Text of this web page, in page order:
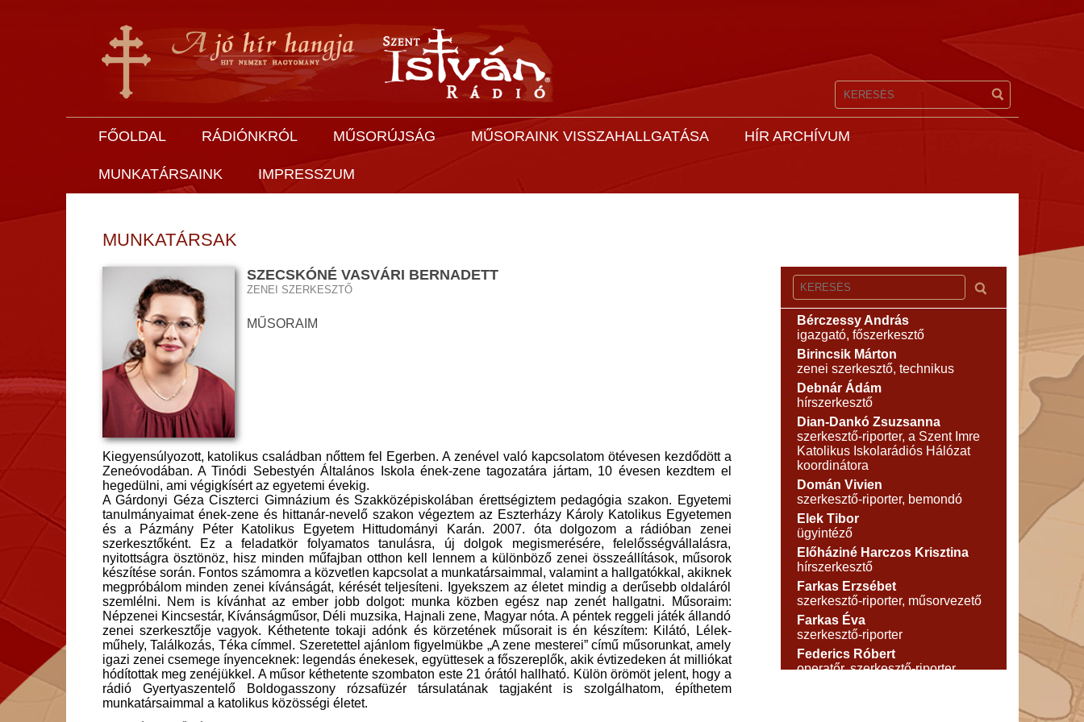
FŐOLDAL RÁDIÓNKRÓL MŰSORÚJSÁG MŰSORAINK VISSZAHALLGATÁSA HÍR ARCHÍVUM
MUNKATÁRSAINK IMPRESSZUM
MUNKATÁRSAK
SZECSKÓNÉ VASVÁRI BERNADETT
ZENEI SZERKESZTŐ
MŰSORAIM
Kiegyensúlyozott, katolikus családban nőttem fel Egerben. A zenével való kapcsolatom ötévesen kezdődött a
Zeneóvodában. A Tinódi Sebestyén Általános Iskola ének-zene tagozatára jártam, 10 évesen kezdtem el
hegedülni, ami végigkísért az egyetemi évekig.
A Gárdonyi Géza Ciszterci Gimnázium és Szakközépiskolában érettségiztem pedagógia szakon. Egyetemi
tanulmányaimat ének-zene és hittanár-nevelő szakon végeztem az Eszterházy Károly Katolikus Egyetemen
és a Pázmány Péter Katolikus Egyetem Hittudományi Karán. 2007. óta dolgozom a rádióban zenei
szerkesztőként. Ez a feladatkör folyamatos tanulásra, új dolgok megismerésére, felelősségvállalásra,
nyitottságra ösztönöz, hisz minden műfajban otthon kell lennem a különböző zenei összeállítások, műsorok
készítése során. Fontos számomra a közvetlen kapcsolat a munkatársaimmal, valamint a hallgatókkal, akiknek
megpróbálom minden zenei kívánságát, kérését teljesíteni. Igyekszem az életet mindig a derűsebb oldaláról
szemlélni. Nem is kívánhat az ember jobb dolgot: munka közben egész nap zenét hallgatni. Műsoraim:
Népzenei Kincsestár, Kívánságműsor, Déli muzsika, Hajnali zene, Magyar nóta. A péntek reggeli játék állandó
zenei szerkesztője vagyok. Kéthetente tokaji adónk és körzetének műsorait is én készítem: Kilátó, Lélek-
műhely, Találkozás, Téka címmel. Szeretettel ajánlom figyelmükbe „A zene mesterei” című műsorunkat, amely
igazi zenei csemege ínyenceknek: legendás énekesek, együttesek a főszereplők, akik évtizedeken át milliókat
hódítottak meg zenéjükkel. A műsor kéthetente szombaton este 21 órától hallható. Külön örömöt jelent, hogy a
rádió Gyertyaszentelő Boldogasszony rózsafüzér társulatának tagjaként is szolgálhatom, építhetem
munkatársaimmal a katolikus közösségi életet.
Bérczessy András
igazgató, főszerkesztő
Birincsik Márton
zenei szerkesztő, technikus
Debnár Ádám
hírszerkesztő
Dian-Dankó Zsuzsanna
szerkesztő-riporter, a Szent Imre
Katolikus Iskolarádiós Hálózat
koordinátora
Domán Vivien
szerkesztő-riporter, bemondó
Elek Tibor
ügyintéző
Előháziné Harczos Krisztina
hírszerkesztő
Farkas Erzsébet
szerkesztő-riporter, műsorvezető
Farkas Éva
szerkesztő-riporter
Federics Róbert
operatőr, szerkesztő-riporter